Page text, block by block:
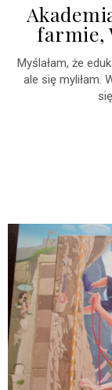
farmie,
Myślałam, że
ale się myliłam.